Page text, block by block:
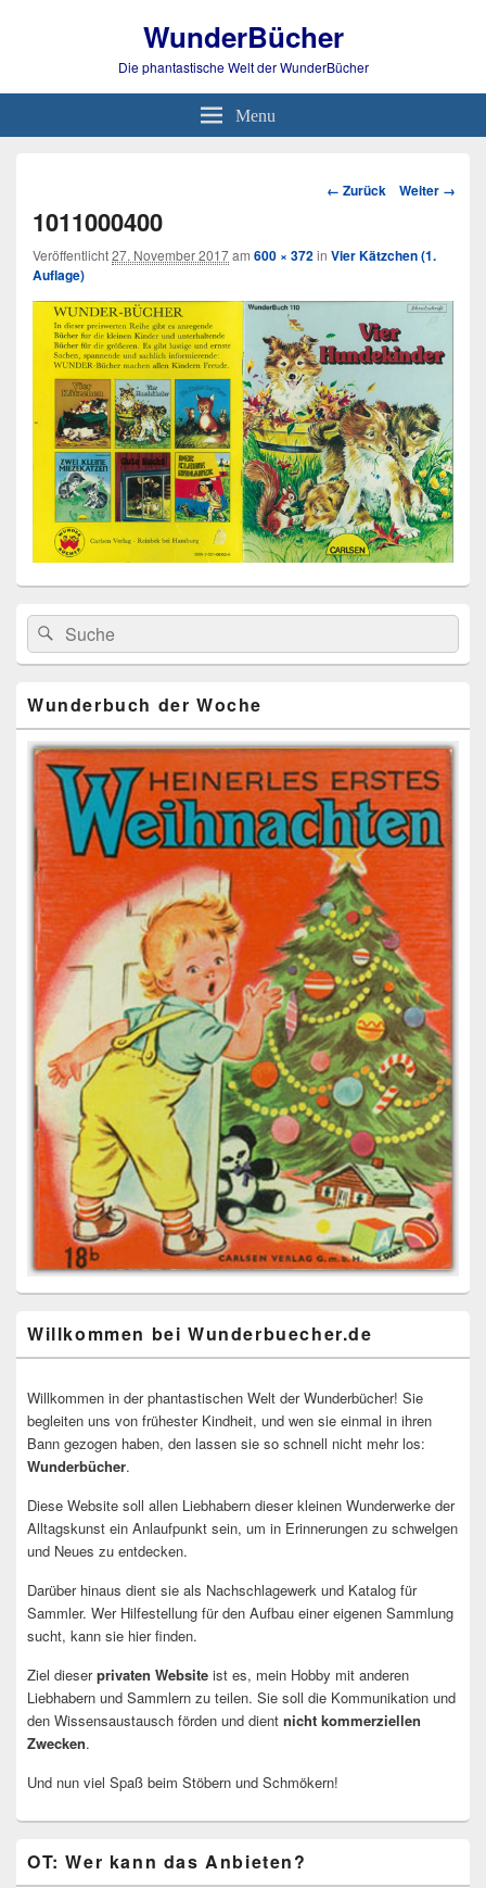
WunderBücher
Die phantastische Welt der WunderBücher
Menu
Bild-
← Zurück Weiter →
1011000400
Veröffentlicht27. November 2017am 600 × 372in Vier Kätzchen (1.
Auflage)
Primärer
Seitenleisten
Widget-
Bereich
Search
for:
Suche
Wunderbuch der Woche
Willkommen bei Wunderbuecher.de
Willkommen in der phantastischen Welt der Wunderbücher! Sie
begleiten uns von frühester Kindheit, und wen sie einmal in ihren
Bann gezogen haben, den lassen sie so schnell nicht mehr los:
Wunderbücher.
Diese Website soll allen Liebhabern dieser kleinen Wunderwerke der
Alltagskunst ein Anlaufpunkt sein, um in Erinnerungen zu schwelgen
und Neues zu entdecken.
Darüber hinaus dient sie als Nachschlagewerk und Katalog für
Sammler. Wer Hilfestellung für den Aufbau einer eigenen Sammlung
sucht, kann sie hier finden.
Ziel dieserprivaten Website ist es, mein Hobby mit anderen
Liebhabern und Sammlern zu teilen. Sie soll die Kommunikation und
den Wissensaustausch förden und dient nicht kommerziellen
Zwecken.
Und nun viel Spaß beim Stöbern und Schmökern!
OT: Wer kann das Anbieten?